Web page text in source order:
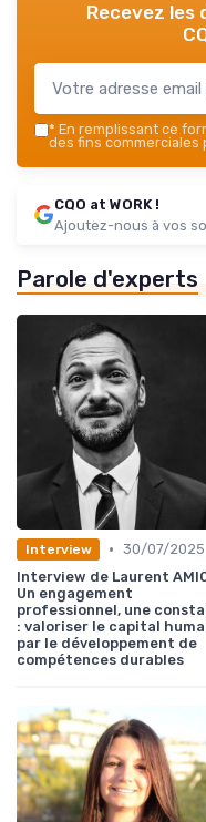
Recevez les
* En remplissant ce
des fins commerciales
CQO at WORK !
Ajoutez-nous à vos
Parole d'experts
Interview • 30/07/2025
Interview de Laurent
Un engagement
professionnel, une
: valoriser le capital
par le développement de
compétences durables